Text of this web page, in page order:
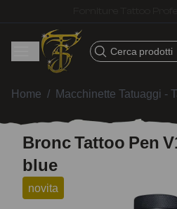
Cerca prodotti
Home / Macchinette Tatuaggi -
Bronc Tattoo Pen
blue
novita